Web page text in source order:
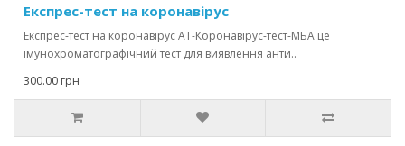
Експрес-тест на коронавірус
Експрес-тест на коронавірус АТ-Коронавірус-тест-МБА це
імунохроматографічний тест для виявлення анти..
300.00 грн